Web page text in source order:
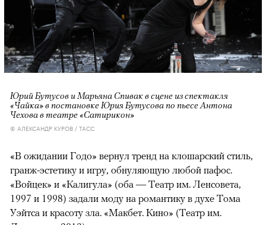
Юрий Бутусов и Марьяна Спивак в сцене из спектакля
«Чайка» в постановке Юрия Бутусова по пьесе Антона
Чехова в театре «Сатирикон»
© АЛЕКСАНДР КУРОВ / ТАСС
«В ожидании Годо» вернул тренд на клошарский стиль,
гранж-эстетику и игру, обнуляющую любой пафос.
«Войцек» и «Калигула» (оба — Театр им. Ленсовета,
1997 и 1998) задали моду на романтику в духе Тома
Уэйтса и красоту зла. «Макбет. Кино» (Театр им.